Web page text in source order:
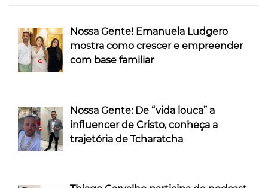
Nossa Gente! Emanuela Ludgero
mostra como crescer e empreender
com base familiar
Nossa Gente: De “vida louca” a
influencer de Cristo, conheça a
trajetória de Tcharatcha